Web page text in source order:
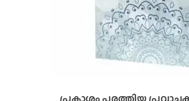
പ്രകാശം പരത്തിയ